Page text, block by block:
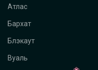
Атлас
Бархат
Блэкаут
Вуаль